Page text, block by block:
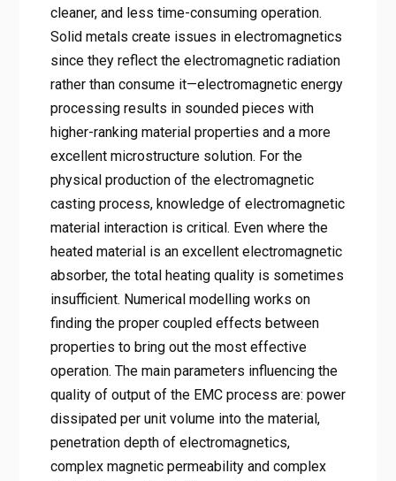
cleaner, and less time-consuming operation.
Solid metals create issues in electromagnetics
since they reflect the electromagnetic radiation
rather than consume it—electromagnetic energy
processing results in sounded pieces with
higher-ranking material properties and a more
excellent microstructure solution. For the
physical production of the electromagnetic
casting process, knowledge of electromagnetic
material interaction is critical. Even where the
heated material is an excellent electromagnetic
absorber, the total heating quality is sometimes
insufficient. Numerical modelling works on
finding the proper coupled effects between
properties to bring out the most effective
operation. The main parameters influencing the
quality of output of the EMC process are: power
dissipated per unit volume into the material,
penetration depth of electromagnetics,
complex magnetic permeability and complex